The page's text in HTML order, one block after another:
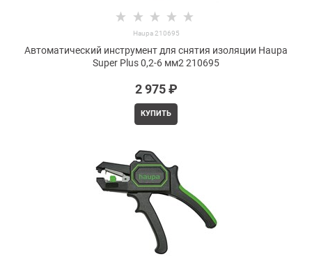
Haupa 210695
Автоматический инструмент для снятия изоляции Haupa
Super Plus 0,2-6 мм2 210695
2 975 ₽
КУПИТЬ